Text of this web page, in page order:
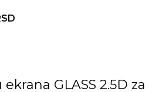
GLASS 2.5D za